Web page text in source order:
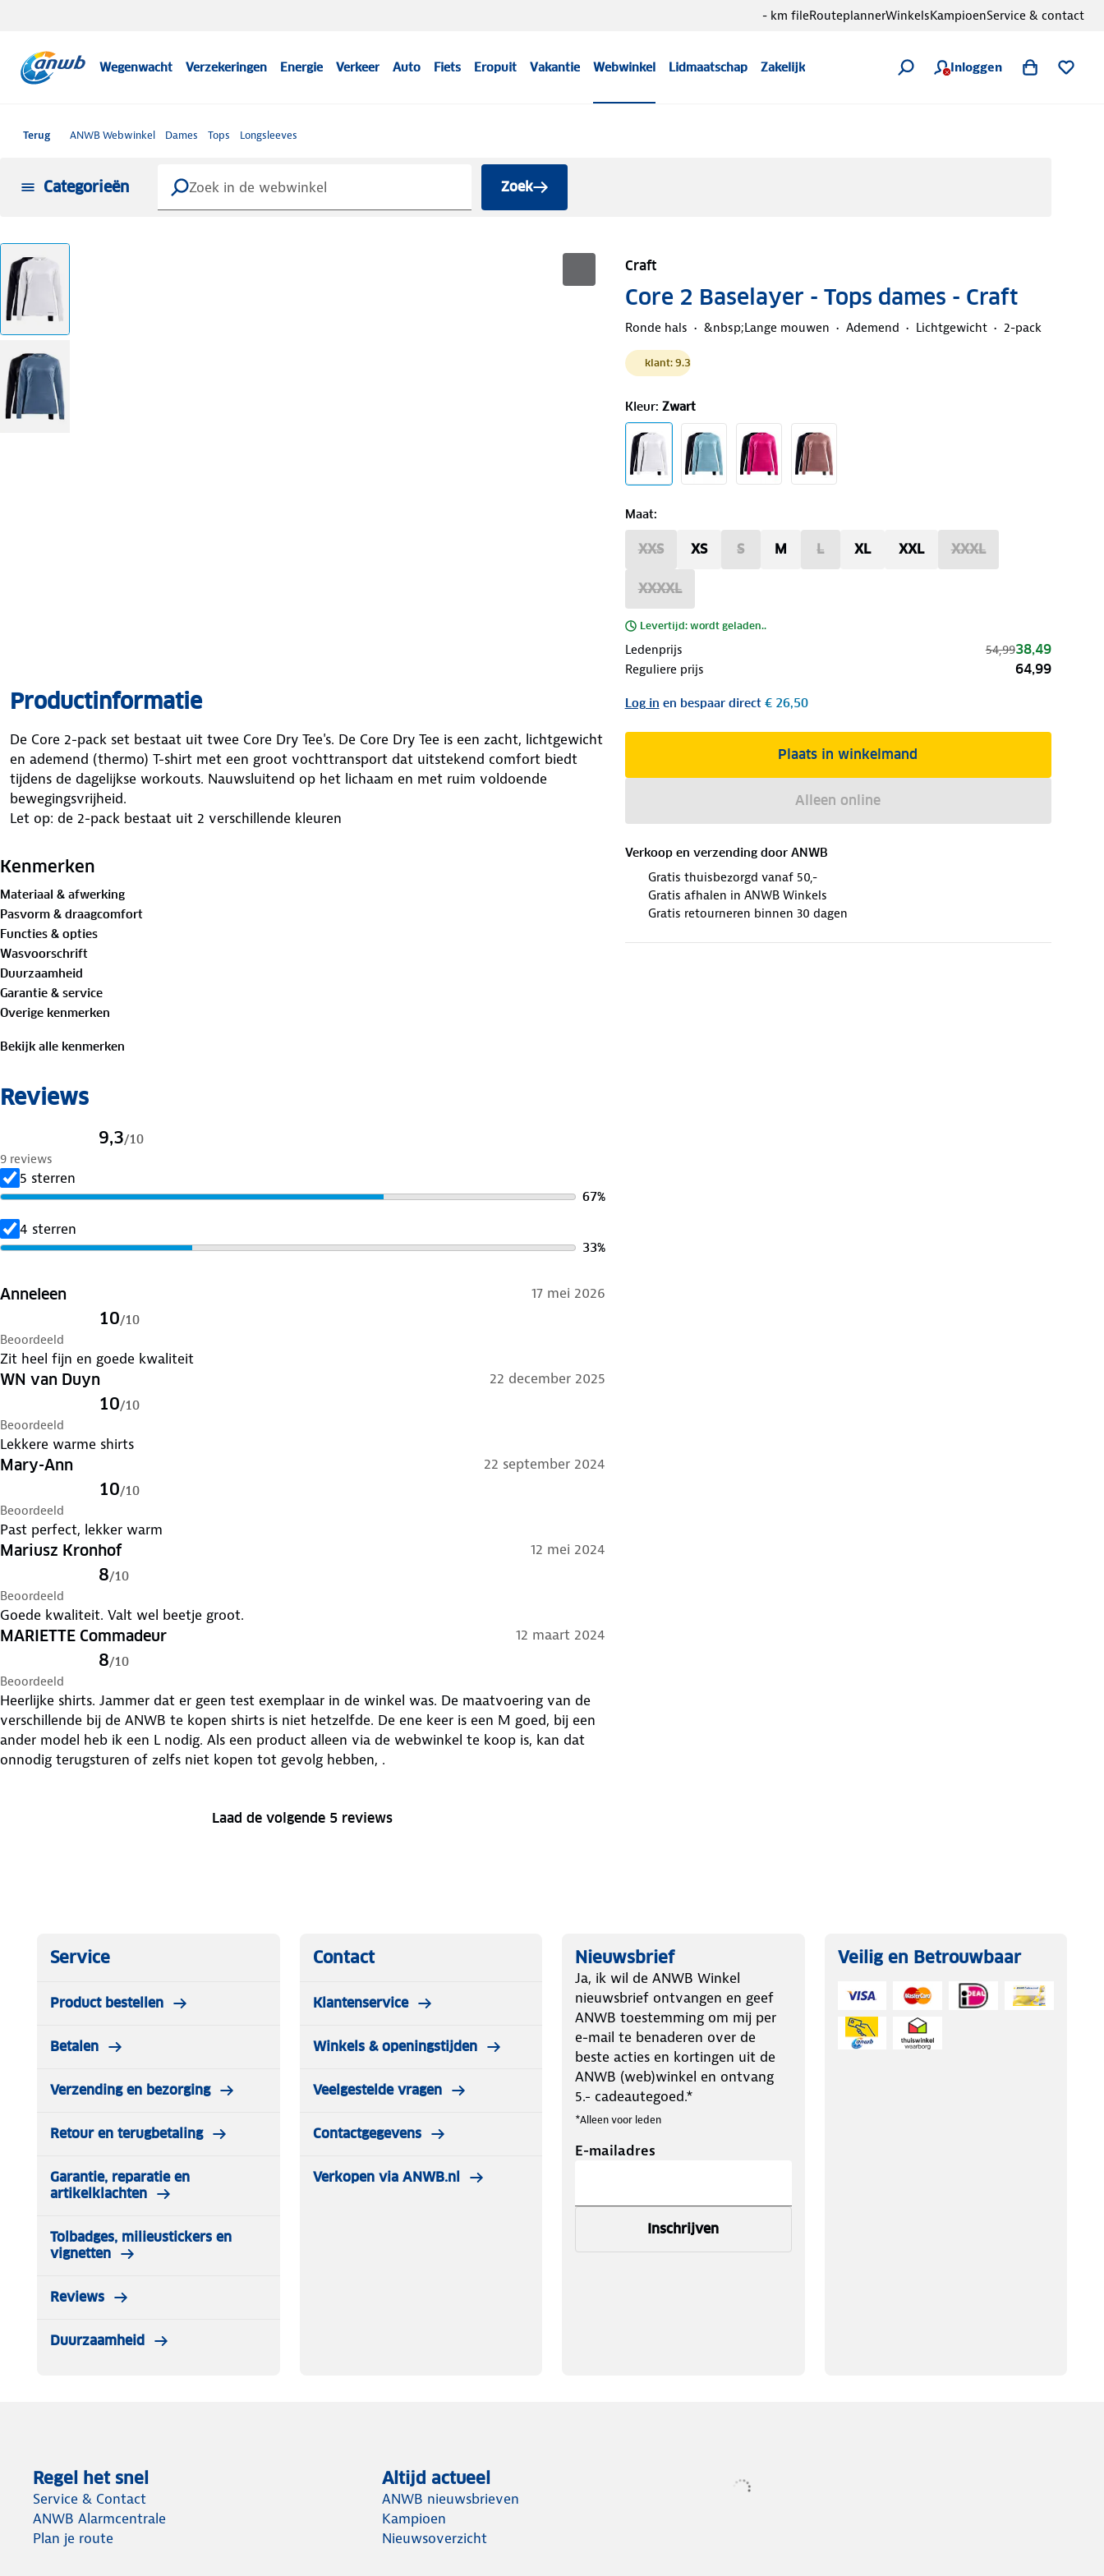
Wegenwacht Verzekeringen Energie Verkeer Auto Fiets Eropuit Vakantie Webwinkel Lidmaatschap Zakelijk Inloggen
- km fileRouteplannerWinkelsKampioenService & contact
Terug ANWB Webwinkel Dames Tops Longsleeves
Categorieën Zoek
Craft
Core 2 Baselayer - Tops dames - Craft
Ronde hals &nbsp;Lange mouwen Ademend Lichtgewicht 2-pack
klant: 9.3
Kleur: Zwart
Maat:
XXS XS S M L XL XXL XXXL
XXXXL
Levertijd: wordt geladen..
Ledenprijs 54,9938,49
Reguliere prijs 64,99
Log in en bespaar direct€ 26,50
Plaats in winkelmand
Alleen online
Verkoop en verzending door ANWB
Gratis thuisbezorgd vanaf 50,-
Gratis afhalen in ANWB Winkels
Gratis retourneren binnen 30 dagen
Productinformatie
De Core 2-pack set bestaat uit twee Core Dry Tee's. De Core Dry Tee is een zacht, lichtgewicht
en ademend (thermo) T-shirt met een groot vochttransport dat uitstekend comfort biedt
tijdens de dagelijkse workouts. Nauwsluitend op het lichaam en met ruim voldoende
bewegingsvrijheid.
Let op: de 2-pack bestaat uit 2 verschillende kleuren
Kenmerken
Materiaal & afwerking
Pasvorm & draagcomfort
Functies & opties
Wasvoorschrift
Duurzaamheid
Garantie & service
Overige kenmerken
Bekijk alle kenmerken
Reviews
9,3/10
9 reviews
5 sterren
67%
4 sterren
33%
Anneleen 17 mei 2026
10/10
Beoordeeld
Zit heel fijn en goede kwaliteit
WN van Duyn 22 december 2025
10/10
Beoordeeld
Lekkere warme shirts
Mary-Ann 22 september 2024
10/10
Beoordeeld
Past perfect, lekker warm
Mariusz Kronhof 12 mei 2024
8/10
Beoordeeld
Goede kwaliteit. Valt wel beetje groot.
MARIETTE Commadeur 12 maart 2024
8/10
Beoordeeld
Heerlijke shirts. Jammer dat er geen test exemplaar in de winkel was. De maatvoering van de
verschillende bij de ANWB te kopen shirts is niet hetzelfde. De ene keer is een M goed, bij een
ander model heb ik een L nodig. Als een product alleen via de webwinkel te koop is, kan dat
onnodig terugsturen of zelfs niet kopen tot gevolg hebben, .
Laad de volgende 5 reviews
Service
Product bestellen
Betalen
Verzending en bezorging
Retour en terugbetaling
Garantie, reparatie en
artikelklachten
Tolbadges, milieustickers en
vignetten
Reviews
Duurzaamheid
Contact
Klantenservice
Winkels & openingstijden
Veelgestelde vragen
Contactgegevens
Verkopen via ANWB.nl
Nieuwsbrief
Ja, ik wil de ANWB Winkel
nieuwsbrief ontvangen en geef
ANWB toestemming om mij per
e-mail te benaderen over de
beste acties en kortingen uit de
ANWB (web)winkel en ontvang
5.- cadeautegoed.*
*Alleen voor leden
E-mailadres
Inschrijven
Veilig en Betrouwbaar
Regel het snel
Service & Contact
ANWB Alarmcentrale
Plan je route
Altijd actueel
ANWB nieuwsbrieven
Kampioen
Nieuwsoverzicht